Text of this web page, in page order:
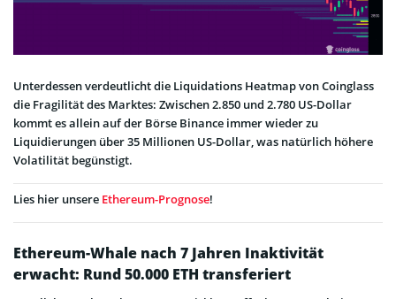
Unterdessen verdeutlicht die Liquidations Heatmap von Coinglass
die Fragilität des Marktes: Zwischen 2.850 und 2.780 US-Dollar
kommt es allein auf der Börse Binance immer wieder zu
Liquidierungen über 35 Millionen US-Dollar, was natürlich höhere
Volatilität begünstigt.
Lies hier unsere Ethereum-Prognose!
Ethereum-Whale nach 7 Jahren Inaktivität
erwacht: Rund 50.000 ETH transferiert